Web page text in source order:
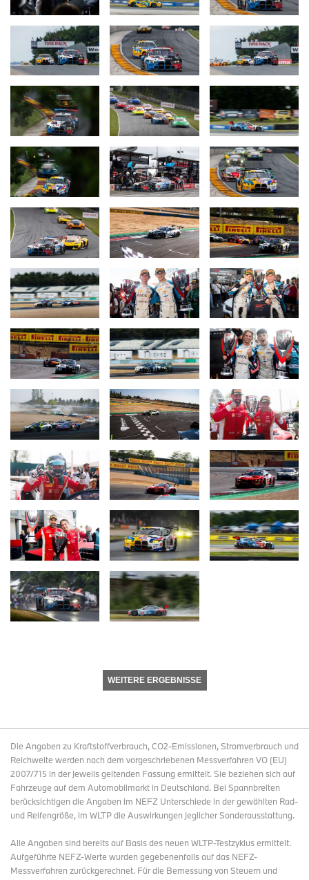
WEITERE ERGEBNISSE
Die Angaben zu Kraftstoffverbrauch, CO2-Emissionen, Stromverbrauch und
Reichweite werden nach dem vorgeschriebenen Messverfahren VO (EU)
2007/715 in der jeweils geltenden Fassung ermittelt. Sie beziehen sich auf
Fahrzeuge auf dem Automobilmarkt in Deutschland. Bei Spannbreiten
berücksichtigen die Angaben im NEFZ Unterschiede in der gewählten Rad-
und Reifengröße, im WLTP die Auswirkungen jeglicher Sonderausstattung.
Alle Angaben sind bereits auf Basis des neuen WLTP-Testzyklus ermittelt.
Aufgeführte NEFZ-Werte wurden gegebenenfalls auf das NEFZ-
Messverfahren zurückgerechnet. Für die Bemessung von Steuern und